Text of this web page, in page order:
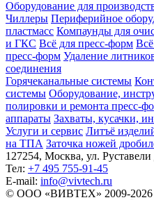
Оборудование для
Чиллеры Периферийное
пластмасс Компаунды для
и ГКС Всё для пресс-форм
пресс-форм Удаление
соединения
Горячеканальные системы
системы Оборудование,
полировки и ремонта пресс-
аппараты Захваты, кусачки,
Услуги и сервис Литъё
на ТПА Заточка ножей
127254, Москва, ул.
Тел: +7 495 755-91-45
Е-mail: info@vivtech.ru
© ООО «ВИВТЕХ» 2009-2026